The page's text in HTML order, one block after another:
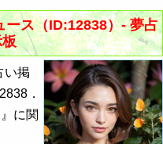
ス（ID:12838）- 夢占
い掲
．
に関